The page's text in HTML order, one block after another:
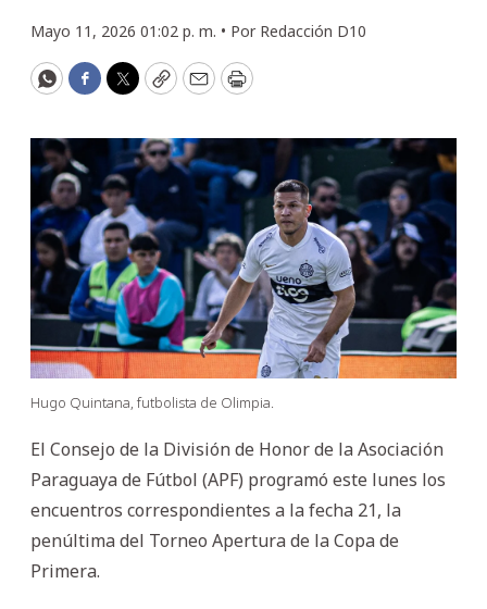
Mayo 11, 2026 01:02 p. m. • Por Redacción D10
WhatsApp
Facebook
Twitter
CopyEmailPrint
Hugo Quintana, futbolista de Olimpia.
El Consejo de la División de Honor de la Asociación
Paraguaya de Fútbol (APF) programó este lunes los
encuentros correspondientes a la fecha 21, la
penúltima del Torneo Apertura de la Copa de
Primera.